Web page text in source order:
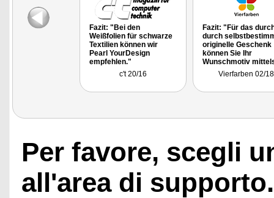
Fazit: "Bei den
Weißfolien für schwarze
Textilien können wir
Pearl YourDesign
empfehlen."
c't 20/16
Fazit: "Für das
durch
originelle Geschenk
können Sie Ihr
Wunschmotiv
Inkjet-Transferfolie
einfach auf ein
Vierfarben 02/18
Per favore, scegli
all'area di